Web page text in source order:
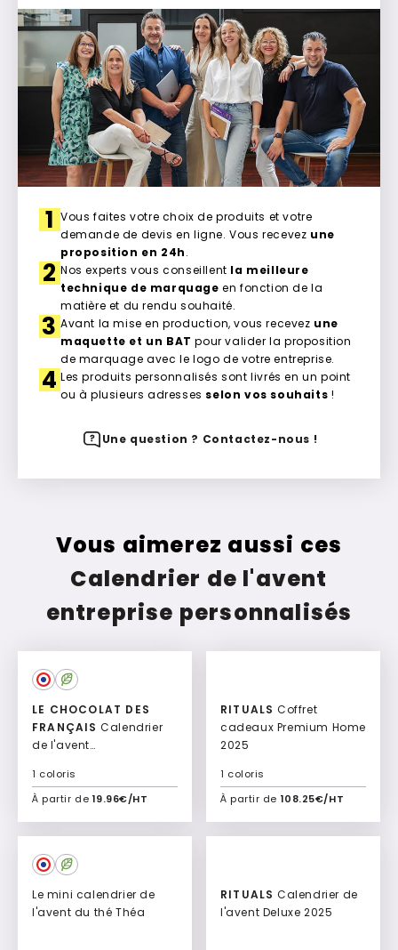
1 Vous faites votre choix de produits et votre
demande de devis en ligne. Vous recevez une
proposition en 24h.
2 Nos experts vous conseillent la meilleure
technique de marquage en fonction de la
matière et du rendu souhaité.
3Avant la mise en production, vous recevez une
maquette et un BAT pour valider la proposition
de marquage avec le logo de votre entreprise.
4Les produits personnalisés sont livrés en un point
ou à plusieurs adresses selon vos souhaits !
Une question ? Contactez-nous !
Vous aimerez aussi ces
Calendrier de l'avent
entreprise personnalisés
LE CHOCOLAT DES
FRANÇAIS Calendrier
de l'avent
Shaka
À partir de 19.96€/HT
1 coloris
Ajouter à mon devis
RITUALS
cadeaux Premium Home
2025
À partir de 108.25€/HT
1 coloris
Ajouter à mon devis
Le mini calendrier de
l'avent du thé Théa
RITUALS
l'avent Deluxe 2025